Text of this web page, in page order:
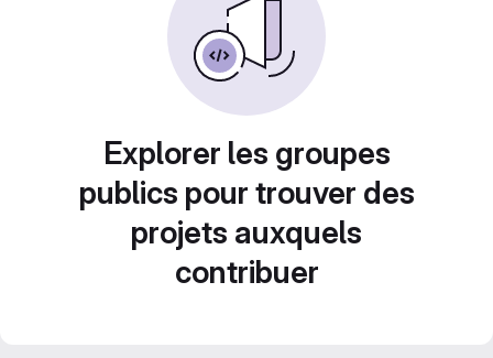
Explorer les groupes
publics pour trouver des
projets auxquels
contribuer